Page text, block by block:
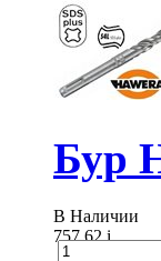
Бур
В Наличии
757.62i